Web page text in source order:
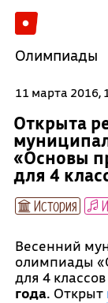
Олимпиады
11 марта 2016,
Открыта
«Основы
для 4
История
Весенний
олимпиады
для 4
года. Открыт